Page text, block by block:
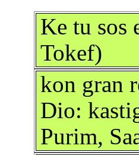
Ke tu sos
Tokef)
kon gran
Dio:
Purim,